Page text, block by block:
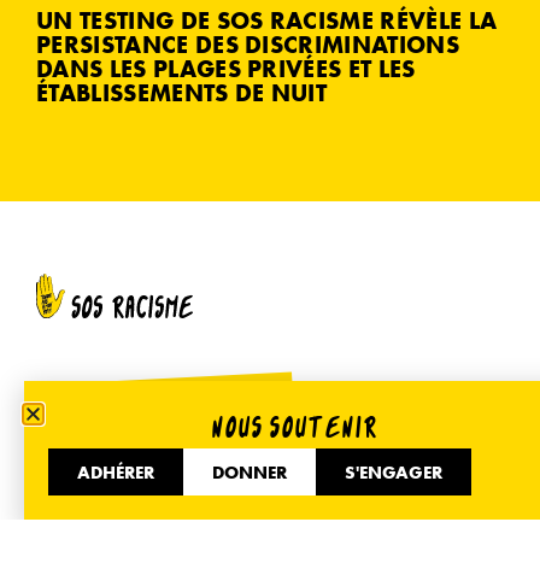
UN TESTING DE SOS RACISME RÉVÈLE LA
PERSISTANCE DES DISCRIMINATIONS
DANS LES PLAGES PRIVÉES ET LES
ÉTABLISSEMENTS DE NUIT
Votre adresse e-mail est uniquement utilisée pour vous
envoyer notre newsletter et des informations sur les
NOUS SOUTENIR
ADHÉRER DONNER S'ENGAGER